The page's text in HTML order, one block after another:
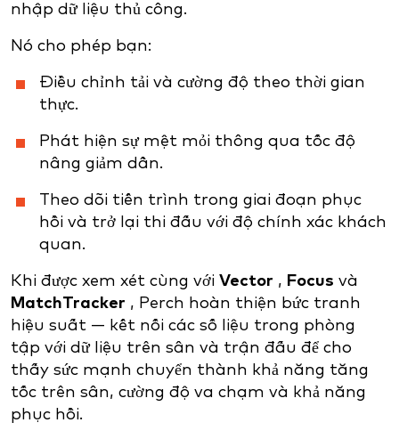
nhập dữ liệu thủ công.
Nó cho phép bạn:
Điều chỉnh tải và cường độ theo thời gian
thực.
Phát hiện sự mệt mỏi thông qua tốc độ
nâng giảm dần.
Theo dõi tiến trình trong giai đoạn phục
hồi và trở lại thi đấu với độ chính xác khách
quan.
Khi được xem xét cùng với Vector , Focus và
MatchTracker , Perch hoàn thiện bức tranh
hiệu suất — kết nối các số liệu trong phòng
tập với dữ liệu trên sân và trận đấu để cho
thấy sức mạnh chuyển thành khả năng tăng
tốc trên sân, cường độ va chạm và khả năng
phục hồi.